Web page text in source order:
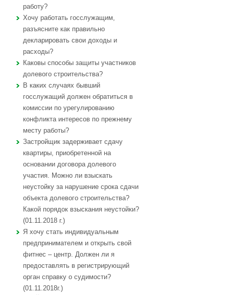
работу?
Хочу работать госслужащим,
разъясните как правильно
декларировать свои доходы и
расходы?
Каковы способы защиты участников
долевого строительства?
В каких случаях бывший
госслужащий должен обратиться в
комиссии по урегулированию
конфликта интересов по прежнему
месту работы?
Застройщик задерживает сдачу
квартиры, приобретенной на
основании договора долевого
участия. Можно ли взыскать
неустойку за нарушение срока сдачи
объекта долевого строительства?
Какой порядок взыскания неустойки?
(01.11.2018 г.)
Я хочу стать индивидуальным
предпринимателем и открыть свой
фитнес – центр. Должен ли я
предоставлять в регистрирующий
орган справку о судимости?
(01.11.2018г.)